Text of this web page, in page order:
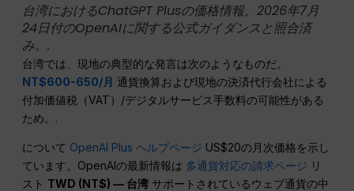
台湾におけるChatGPT Plusの価格情報。2026年7月
24日付のOpenAIに関する公式ガイダンスと照合済
み。.
台湾では、現地の典型的な発言は次のようなものだ。
NT$600-650/月 通貨換算および現地の決済代行会社による
付加価値税（VAT）/デジタルサービス手数料の可能性がある
ため。.
について OpenAI Plus ヘルプページ US$20の月次価格を示し
ています。OpenAIの最新情報は 多通貨対応の請求ページ リ
スト TWD (NT$) — 台湾 サポートされているウェブ通貨の中